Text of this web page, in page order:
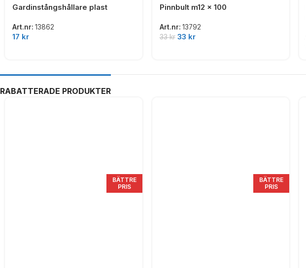
Gardinstångshållare plast
Art.nr: 13862
17 kr
Pinnbult m12 x 100
Art.nr: 13792
33kr 33 kr
RABATTERADE PRODUKTER
BÄTTRE
PRIS
BÄTTRE
PRIS